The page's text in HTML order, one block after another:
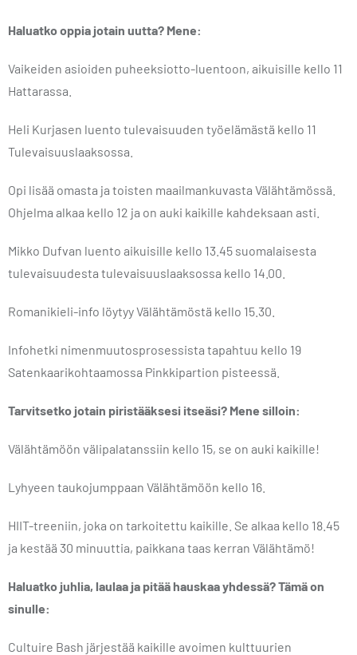
Haluatko oppia jotain uutta? Mene:
Vaikeiden asioiden puheeksiotto-luentoon, aikuisille kello 11
Hattarassa.
Heli Kurjasen luento tulevaisuuden työelämästä kello 11
Tulevaisuuslaaksossa.
Opi lisää omasta ja toisten maailmankuvasta Välähtämössä.
Ohjelma alkaa kello 12 ja on auki kaikille kahdeksaan asti.
Mikko Dufvan luento aikuisille kello 13.45 suomalaisesta
tulevaisuudesta tulevaisuuslaaksossa kello 14.00.
Romanikieli-info löytyy Välähtämöstä kello 15.30.
Infohetki nimenmuutosprosessista tapahtuu kello 19
Satenkaarikohtaamossa Pinkkipartion pisteessä.
Tarvitsetko jotain piristääksesi itseäsi? Mene silloin:
Välähtämöön välipalatanssiin kello 15, se on auki kaikille!
Lyhyeen taukojumppaan Välähtämöön kello 16.
HIIT-treeniin, joka on tarkoitettu kaikille. Se alkaa kello 18.45
ja kestää 30 minuuttia, paikkana taas kerran Välähtämö!
Haluatko juhlia, laulaa ja pitää hauskaa yhdessä? Tämä on
sinulle:
Cultuire Bash järjestää kaikille avoimen kulttuurien